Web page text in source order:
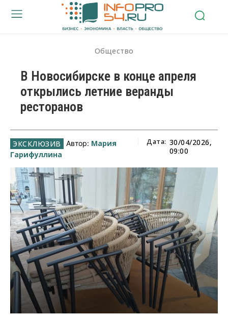
Общество
В Новосибирске в конце апреля
открылись летние веранды
ресторанов
Автор: Мария
Гарифуллина
Дата: 30/04/2026,
09:00